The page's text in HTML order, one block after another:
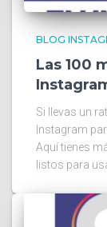
BLOG
Las 100
Si llevas un
Instagram
Aquí tienes
listos para